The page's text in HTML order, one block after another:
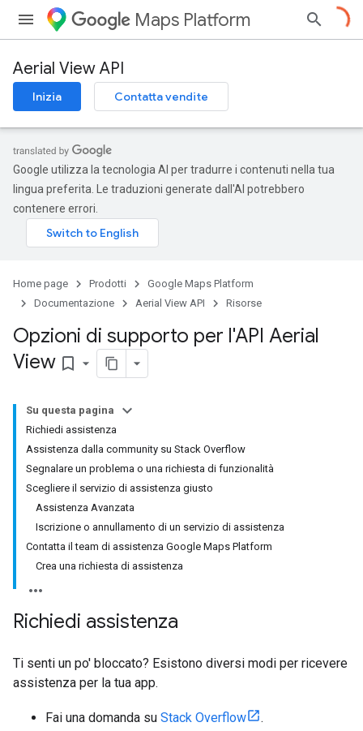
Maps Platform
Aerial View API
Inizia Contatta vendite
Google utilizza la tecnologia AI per tradurre i contenuti nella tua
lingua preferita. Le traduzioni generate dall'AI potrebbero
contenere errori.
Home page Prodotti
Google Maps Platform
Documentazione
Aerial View API Risorse
Opzioni di supporto per l'API Aerial
View bookmark_border
Su questa pagina
Richiedi assistenza
Assistenza dalla community su Stack Overflow
Segnalare un problema o una richiesta di funzionalità
Scegliere il servizio di assistenza giusto
Assistenza Avanzata
Iscrizione o annullamento di un servizio di assistenza
Contatta il team di assistenza Google Maps Platform
Crea una richiesta di assistenza
Richiedi assistenza
Ti senti un po' bloccato? Esistono diversi modi per ricevere
assistenza per la tua app.
Fai una domanda su Stack Overflow
.